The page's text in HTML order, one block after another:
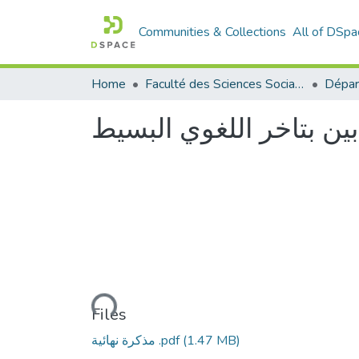
Communities & Collections All of
Home Faculté des Sciences Sociales
بتاخر اللغوي البسيط
Loading...
Files
مذكرة نهائية .pdf(1.47 MB)